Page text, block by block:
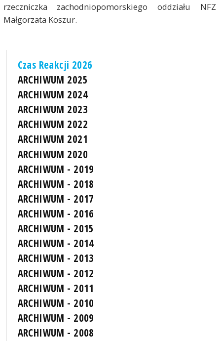
rzeczniczka zachodniopomorskiego oddziału NFZ
Małgorzata Koszur.
Czas Reakcji 2026
ARCHIWUM 2025
ARCHIWUM 2024
ARCHIWUM 2023
ARCHIWUM 2022
ARCHIWUM 2021
ARCHIWUM 2020
ARCHIWUM - 2019
ARCHIWUM - 2018
ARCHIWUM - 2017
ARCHIWUM - 2016
ARCHIWUM - 2015
ARCHIWUM - 2014
ARCHIWUM - 2013
ARCHIWUM - 2012
ARCHIWUM - 2011
ARCHIWUM - 2010
ARCHIWUM - 2009
ARCHIWUM - 2008